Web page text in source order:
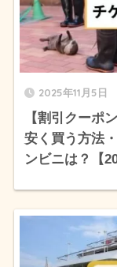
2025年11月5日
【割引クーポ
安く買う方法
ンビニは？【